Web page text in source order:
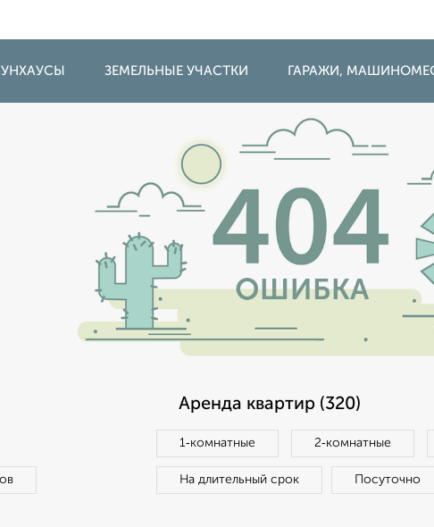
ЗЕМЕЛЬНЫЕ УЧАСТКИ ГАРАЖИ,
Аренда квартир (320)
1‑комнатные 2‑комнатные
На длительный срок Посуточно